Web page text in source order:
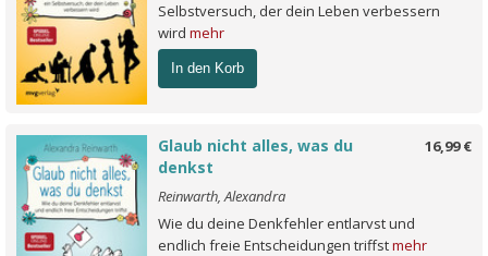
Selbstversuch, der dein Leben verbessern
wird mehr
In den Korb
16,99 €
Glaub nicht alles, was du
denkst
Reinwarth, Alexandra
Wie du deine Denkfehler entlarvst und
endlich freie Entscheidungen triffstmehr